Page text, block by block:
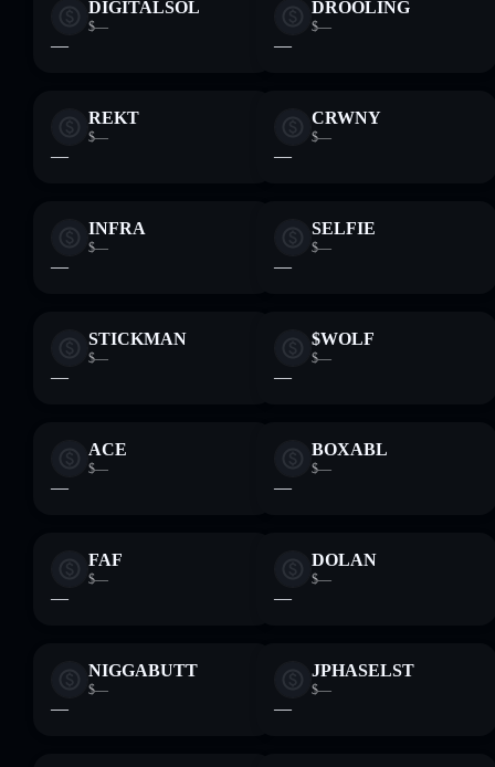
DIGITALSOL
$—
—
DROOLING
$—
—
REKT
$—
—
CRWNY
$—
—
INFRA
$—
—
SELFIE
$—
—
STICKMAN
$—
—
$WOLF
$—
—
ACE
$—
—
BOXABL
$—
—
FAF
$—
—
DOLAN
$—
—
NIGGABUTT
$—
—
JPHASELST
$—
—